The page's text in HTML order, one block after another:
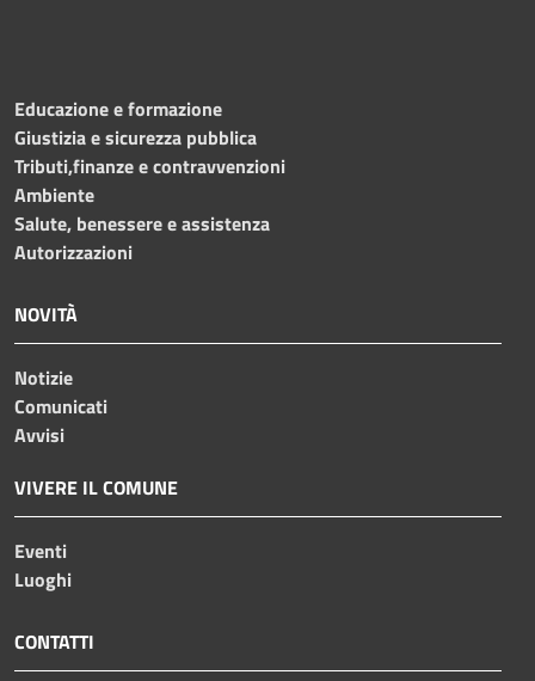
Educazione e formazione
Giustizia e sicurezza pubblica
Tributi,finanze e contravvenzioni
Ambiente
Salute, benessere e assistenza
Autorizzazioni
NOVITÀ
Notizie
Comunicati
Avvisi
VIVERE IL COMUNE
Eventi
Luoghi
CONTATTI